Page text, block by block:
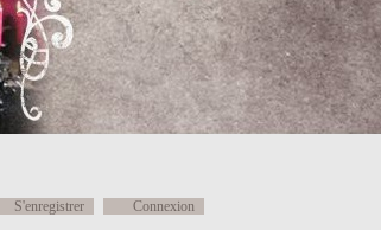
S'enregistrer Connexion